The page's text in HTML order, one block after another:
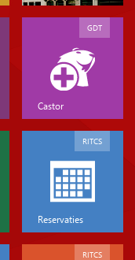
Castor
GDT
Reservaties
RITCS
RITCS